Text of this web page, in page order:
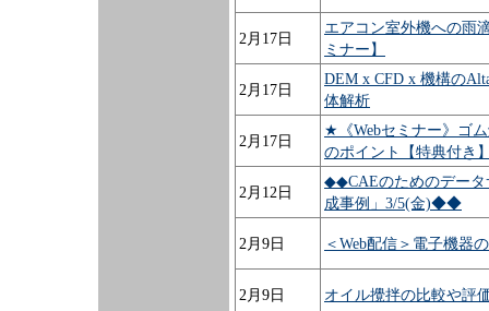
2月17日
エアコン室外機への雨
ミナー】
2月17日
DEM x CFD x 機構の
体解析
2月17日
★《Webセミナー》ゴ
のポイント【特典付き
2月12日
◆◆CAEのためのデータ
成事例」3/5(金)◆◆
2月9日 ＜Web配信＞電子機器
2月9日 オイル攪拌の比較や評